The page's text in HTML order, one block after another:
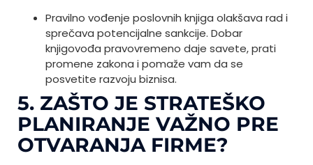
Pravilno vođenje poslovnih knjiga olakšava rad i
sprečava potencijalne sankcije. Dobar
knjigovođa pravovremeno daje savete, prati
promene zakona i pomaže vam da se
posvetite razvoju biznisa.
5. ZAŠTO JE STRATEŠKO
PLANIRANJE VAŽNO PRE
OTVARANJA FIRME?